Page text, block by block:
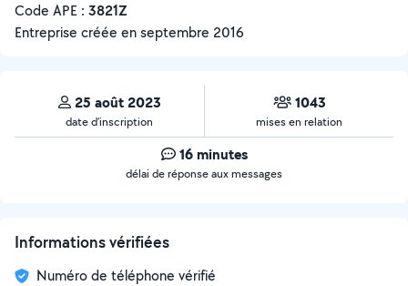
Code APE : 3821Z
Entreprise créée enseptembre 2016
25 août 2023
date d’inscription
1043
mises en relation
16 minutes
délai de réponse aux messages
Informations vérifiées
Numéro de téléphone vérifié